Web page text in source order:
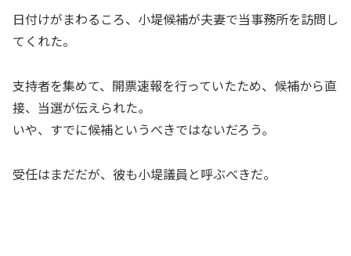
日付けがまわるころ、小堤候補が夫妻で当事務所を訪問し
てくれた。
支持者を集めて、開票速報を行っていたため、候補から直
接、当選が伝えられた。
いや、すでに候補というべきではないだろう。
受任はまだだが、彼も小堤議員と呼ぶべきだ。